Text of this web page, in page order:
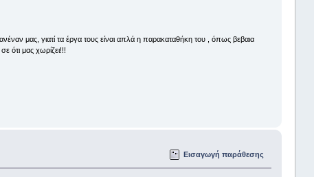
μας, γιατί τα έργα τους είναι απλά η παρακαταθήκη του , όπως βεβαια
ότι μας χωρίζει!!!
Εισαγωγή παράθεσης